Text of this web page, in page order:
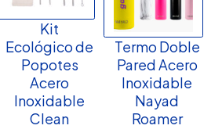
Kit
Ecológico de
Popotes
Acero
Inoxidable
Clean
Termo Doble
Pared Acero
Inoxidable
Nayad
Roamer